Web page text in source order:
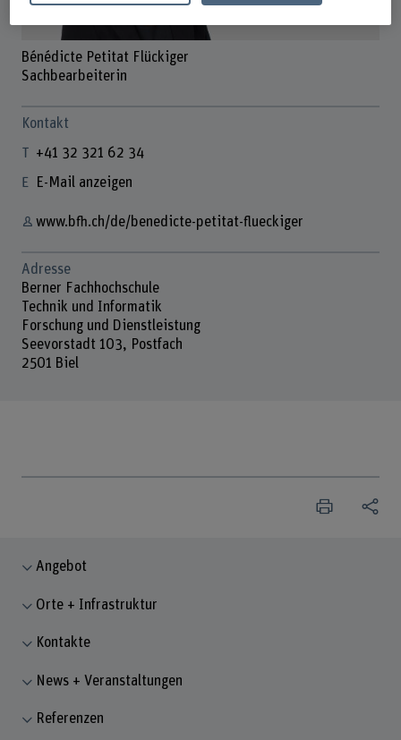
Bénédicte Petitat Flückiger
Sachbearbeiterin
Kontakt
+41 32 321 62 34
E-Mail anzeigen
www.bfh.ch/de/benedicte-petitat-flueckiger
Adresse
Berner Fachhochschule
Technik und Informatik
Forschung und Dienstleistung
Seevorstadt 103, Postfach
2501 Biel
Angebot
Orte + Infrastruktur
Kontakte
News + Veranstaltungen
Referenzen